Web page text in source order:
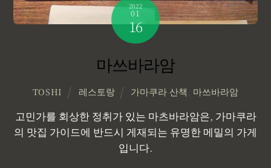
2022
01
16
마쓰바라암
TOSHI 레스토랑 가마쿠라 산책 마쓰바라암
고민가를 회상한 정취가 있는 마츠바라암은, 가마쿠라
의 맛집 가이드에 반드시 게재되는 유명한 메밀의 가게
입니다.